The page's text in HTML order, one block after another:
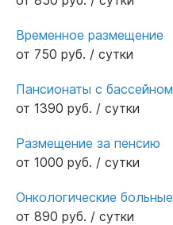
Временное размещение
от 750 руб. / сутки
Пансионаты с бассейном
от 1390 руб. / сутки
Размещение за пенсию
от 1000 руб. / сутки
Онкологические больные
от 890 руб. / сутки